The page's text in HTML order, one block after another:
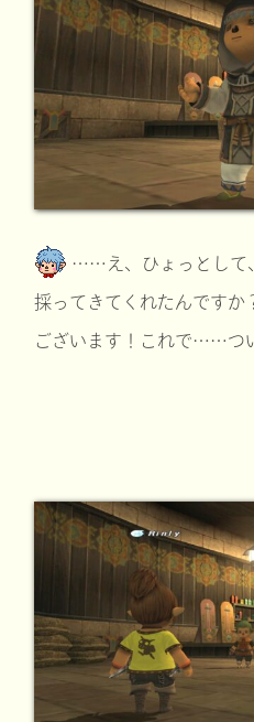
……え、ひょっとして
採ってきてくれたんです
ございます！これで……つ